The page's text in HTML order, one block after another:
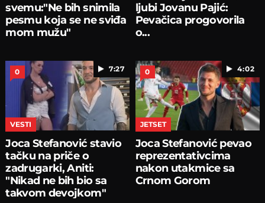
svemu:"Ne bih snimila
pesmu koja se ne sviđa
mom mužu"
ljubi Jovanu Pajić:
Pevačica progovorila
o...
7:27
0
VESTI
Joca Stefanović stavio
tačku na priče o
zadrugarki, Aniti:
"Nikad ne bih bio sa
takvom devojkom"
4:02
0
JETSET
Joca Stefanović pevao
reprezentativcima
nakon utakmice sa
Crnom Gorom